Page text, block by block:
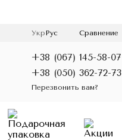
УкрРус Сравнение
+38 (067) 145-58-07
+38 (050) 362-72-73
Перезвонить вам?